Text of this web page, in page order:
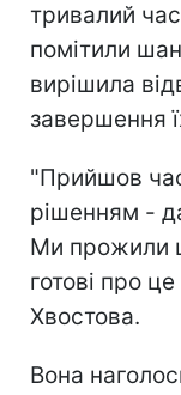
тривалий
помітили
вирішила
завершення
"Прийшов
рішенням -
Ми прожили
готові про
Хвостова.
Вона